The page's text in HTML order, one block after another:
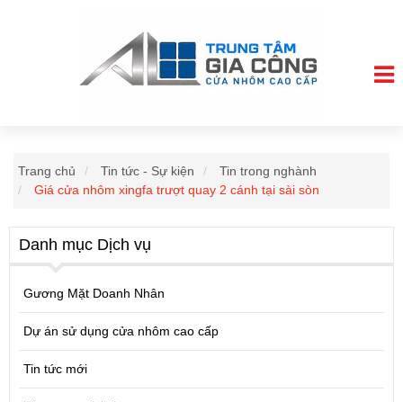
Trang chủ Tin tức - Sự kiện
Tin trong nghành
Giá cửa nhôm xingfa trượt quay 2 cánh tại sài sòn
Danh mục Dịch vụ
Gương Mặt Doanh Nhân
Dự án sử dụng cửa nhôm cao cấp
Tin tức mới